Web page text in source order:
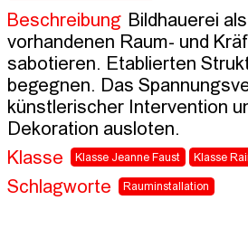
Beschreibung Bildhauerei
vorhandenen Raum- und
sabotieren. Etablierten
begegnen. Das
künstlerischer Intervention
Dekoration ausloten.
Klasse
Klasse Jeanne Faust Klasse
Schlagworte Rauminstallation